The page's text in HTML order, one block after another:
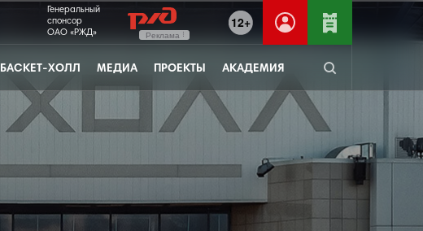
12+
Генеральный
спонсор
ОАО «РЖД»
Реклама
БАСКЕТ-ХОЛЛ МЕДИА ПРОЕКТЫ АКАДЕМИЯ